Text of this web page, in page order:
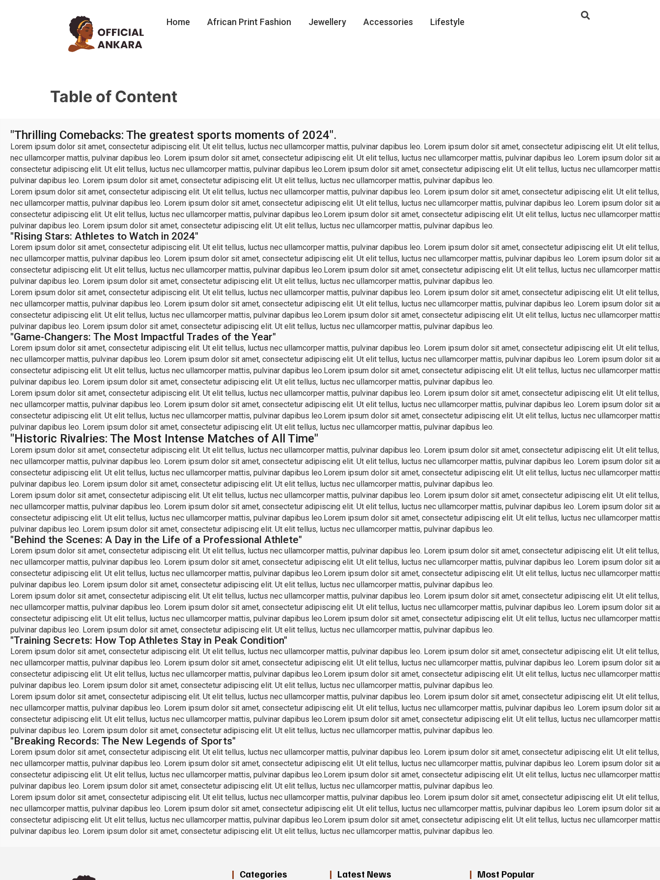
Home African Print Fashion Jewellery Accessories Lifestyle
Table of Content
"Thrilling Comebacks: The greatest sports moments of 2024".
Lorem ipsum dolor sit amet, consectetur adipiscing elit. Ut elit tellus, luctus nec ullamcorper mattis, pulvinar dapibus leo. Lorem ipsum dolor sit amet, consectetur adipiscing elit. Ut elit
nec ullamcorper mattis, pulvinar dapibus leo. Lorem ipsum dolor sit amet, consectetur adipiscing elit. Ut elit tellus, luctus nec ullamcorper mattis, pulvinar dapibus leo. Lorem ipsum dolor sit
consectetur adipiscing elit. Ut elit tellus, luctus nec ullamcorper mattis, pulvinar dapibus leo.Lorem ipsum dolor sit amet, consectetur adipiscing elit. Ut elit tellus, luctus nec ullamcorper
pulvinar dapibus leo. Lorem ipsum dolor sit amet, consectetur adipiscing elit. Ut elit tellus, luctus nec ullamcorper mattis, pulvinar dapibus leo.
Lorem ipsum dolor sit amet, consectetur adipiscing elit. Ut elit tellus, luctus nec ullamcorper mattis, pulvinar dapibus leo. Lorem ipsum dolor sit amet, consectetur adipiscing elit. Ut elit
nec ullamcorper mattis, pulvinar dapibus leo. Lorem ipsum dolor sit amet, consectetur adipiscing elit. Ut elit tellus, luctus nec ullamcorper mattis, pulvinar dapibus leo. Lorem ipsum dolor sit
consectetur adipiscing elit. Ut elit tellus, luctus nec ullamcorper mattis, pulvinar dapibus leo.Lorem ipsum dolor sit amet, consectetur adipiscing elit. Ut elit tellus, luctus nec ullamcorper
pulvinar dapibus leo. Lorem ipsum dolor sit amet, consectetur adipiscing elit. Ut elit tellus, luctus nec ullamcorper mattis, pulvinar dapibus leo.
"Rising Stars: Athletes to Watch in 2024"
Lorem ipsum dolor sit amet, consectetur adipiscing elit. Ut elit tellus, luctus nec ullamcorper mattis, pulvinar dapibus leo. Lorem ipsum dolor sit amet, consectetur adipiscing elit. Ut elit
nec ullamcorper mattis, pulvinar dapibus leo. Lorem ipsum dolor sit amet, consectetur adipiscing elit. Ut elit tellus, luctus nec ullamcorper mattis, pulvinar dapibus leo. Lorem ipsum dolor sit
consectetur adipiscing elit. Ut elit tellus, luctus nec ullamcorper mattis, pulvinar dapibus leo.Lorem ipsum dolor sit amet, consectetur adipiscing elit. Ut elit tellus, luctus nec ullamcorper
pulvinar dapibus leo. Lorem ipsum dolor sit amet, consectetur adipiscing elit. Ut elit tellus, luctus nec ullamcorper mattis, pulvinar dapibus leo.
Lorem ipsum dolor sit amet, consectetur adipiscing elit. Ut elit tellus, luctus nec ullamcorper mattis, pulvinar dapibus leo. Lorem ipsum dolor sit amet, consectetur adipiscing elit. Ut elit
nec ullamcorper mattis, pulvinar dapibus leo. Lorem ipsum dolor sit amet, consectetur adipiscing elit. Ut elit tellus, luctus nec ullamcorper mattis, pulvinar dapibus leo. Lorem ipsum dolor sit
consectetur adipiscing elit. Ut elit tellus, luctus nec ullamcorper mattis, pulvinar dapibus leo.Lorem ipsum dolor sit amet, consectetur adipiscing elit. Ut elit tellus, luctus nec ullamcorper
pulvinar dapibus leo. Lorem ipsum dolor sit amet, consectetur adipiscing elit. Ut elit tellus, luctus nec ullamcorper mattis, pulvinar dapibus leo.
"Game-Changers: The Most Impactful Trades of the Year"
Lorem ipsum dolor sit amet, consectetur adipiscing elit. Ut elit tellus, luctus nec ullamcorper mattis, pulvinar dapibus leo. Lorem ipsum dolor sit amet, consectetur adipiscing elit. Ut elit
nec ullamcorper mattis, pulvinar dapibus leo. Lorem ipsum dolor sit amet, consectetur adipiscing elit. Ut elit tellus, luctus nec ullamcorper mattis, pulvinar dapibus leo. Lorem ipsum dolor sit
consectetur adipiscing elit. Ut elit tellus, luctus nec ullamcorper mattis, pulvinar dapibus leo.Lorem ipsum dolor sit amet, consectetur adipiscing elit. Ut elit tellus, luctus nec ullamcorper
pulvinar dapibus leo. Lorem ipsum dolor sit amet, consectetur adipiscing elit. Ut elit tellus, luctus nec ullamcorper mattis, pulvinar dapibus leo.
Lorem ipsum dolor sit amet, consectetur adipiscing elit. Ut elit tellus, luctus nec ullamcorper mattis, pulvinar dapibus leo. Lorem ipsum dolor sit amet, consectetur adipiscing elit. Ut elit
nec ullamcorper mattis, pulvinar dapibus leo. Lorem ipsum dolor sit amet, consectetur adipiscing elit. Ut elit tellus, luctus nec ullamcorper mattis, pulvinar dapibus leo. Lorem ipsum dolor sit
consectetur adipiscing elit. Ut elit tellus, luctus nec ullamcorper mattis, pulvinar dapibus leo.Lorem ipsum dolor sit amet, consectetur adipiscing elit. Ut elit tellus, luctus nec ullamcorper
pulvinar dapibus leo. Lorem ipsum dolor sit amet, consectetur adipiscing elit. Ut elit tellus, luctus nec ullamcorper mattis, pulvinar dapibus leo.
"Historic Rivalries: The Most Intense Matches of All Time"
Lorem ipsum dolor sit amet, consectetur adipiscing elit. Ut elit tellus, luctus nec ullamcorper mattis, pulvinar dapibus leo. Lorem ipsum dolor sit amet, consectetur adipiscing elit. Ut elit
nec ullamcorper mattis, pulvinar dapibus leo. Lorem ipsum dolor sit amet, consectetur adipiscing elit. Ut elit tellus, luctus nec ullamcorper mattis, pulvinar dapibus leo. Lorem ipsum dolor sit
consectetur adipiscing elit. Ut elit tellus, luctus nec ullamcorper mattis, pulvinar dapibus leo.Lorem ipsum dolor sit amet, consectetur adipiscing elit. Ut elit tellus, luctus nec ullamcorper
pulvinar dapibus leo. Lorem ipsum dolor sit amet, consectetur adipiscing elit. Ut elit tellus, luctus nec ullamcorper mattis, pulvinar dapibus leo.
Lorem ipsum dolor sit amet, consectetur adipiscing elit. Ut elit tellus, luctus nec ullamcorper mattis, pulvinar dapibus leo. Lorem ipsum dolor sit amet, consectetur adipiscing elit. Ut elit
nec ullamcorper mattis, pulvinar dapibus leo. Lorem ipsum dolor sit amet, consectetur adipiscing elit. Ut elit tellus, luctus nec ullamcorper mattis, pulvinar dapibus leo. Lorem ipsum dolor sit
consectetur adipiscing elit. Ut elit tellus, luctus nec ullamcorper mattis, pulvinar dapibus leo.Lorem ipsum dolor sit amet, consectetur adipiscing elit. Ut elit tellus, luctus nec ullamcorper
pulvinar dapibus leo. Lorem ipsum dolor sit amet, consectetur adipiscing elit. Ut elit tellus, luctus nec ullamcorper mattis, pulvinar dapibus leo.
"Behind the Scenes: A Day in the Life of a Professional Athlete"
Lorem ipsum dolor sit amet, consectetur adipiscing elit. Ut elit tellus, luctus nec ullamcorper mattis, pulvinar dapibus leo. Lorem ipsum dolor sit amet, consectetur adipiscing elit. Ut elit
nec ullamcorper mattis, pulvinar dapibus leo. Lorem ipsum dolor sit amet, consectetur adipiscing elit. Ut elit tellus, luctus nec ullamcorper mattis, pulvinar dapibus leo. Lorem ipsum dolor sit
consectetur adipiscing elit. Ut elit tellus, luctus nec ullamcorper mattis, pulvinar dapibus leo.Lorem ipsum dolor sit amet, consectetur adipiscing elit. Ut elit tellus, luctus nec ullamcorper
pulvinar dapibus leo. Lorem ipsum dolor sit amet, consectetur adipiscing elit. Ut elit tellus, luctus nec ullamcorper mattis, pulvinar dapibus leo.
Lorem ipsum dolor sit amet, consectetur adipiscing elit. Ut elit tellus, luctus nec ullamcorper mattis, pulvinar dapibus leo. Lorem ipsum dolor sit amet, consectetur adipiscing elit. Ut elit
nec ullamcorper mattis, pulvinar dapibus leo. Lorem ipsum dolor sit amet, consectetur adipiscing elit. Ut elit tellus, luctus nec ullamcorper mattis, pulvinar dapibus leo. Lorem ipsum dolor sit
consectetur adipiscing elit. Ut elit tellus, luctus nec ullamcorper mattis, pulvinar dapibus leo.Lorem ipsum dolor sit amet, consectetur adipiscing elit. Ut elit tellus, luctus nec ullamcorper
pulvinar dapibus leo. Lorem ipsum dolor sit amet, consectetur adipiscing elit. Ut elit tellus, luctus nec ullamcorper mattis, pulvinar dapibus leo.
"Training Secrets: How Top Athletes Stay in Peak Condition"
Lorem ipsum dolor sit amet, consectetur adipiscing elit. Ut elit tellus, luctus nec ullamcorper mattis, pulvinar dapibus leo. Lorem ipsum dolor sit amet, consectetur adipiscing elit. Ut elit
nec ullamcorper mattis, pulvinar dapibus leo. Lorem ipsum dolor sit amet, consectetur adipiscing elit. Ut elit tellus, luctus nec ullamcorper mattis, pulvinar dapibus leo. Lorem ipsum dolor sit
consectetur adipiscing elit. Ut elit tellus, luctus nec ullamcorper mattis, pulvinar dapibus leo.Lorem ipsum dolor sit amet, consectetur adipiscing elit. Ut elit tellus, luctus nec ullamcorper
pulvinar dapibus leo. Lorem ipsum dolor sit amet, consectetur adipiscing elit. Ut elit tellus, luctus nec ullamcorper mattis, pulvinar dapibus leo.
Lorem ipsum dolor sit amet, consectetur adipiscing elit. Ut elit tellus, luctus nec ullamcorper mattis, pulvinar dapibus leo. Lorem ipsum dolor sit amet, consectetur adipiscing elit. Ut elit
nec ullamcorper mattis, pulvinar dapibus leo. Lorem ipsum dolor sit amet, consectetur adipiscing elit. Ut elit tellus, luctus nec ullamcorper mattis, pulvinar dapibus leo. Lorem ipsum dolor sit
consectetur adipiscing elit. Ut elit tellus, luctus nec ullamcorper mattis, pulvinar dapibus leo.Lorem ipsum dolor sit amet, consectetur adipiscing elit. Ut elit tellus, luctus nec ullamcorper
pulvinar dapibus leo. Lorem ipsum dolor sit amet, consectetur adipiscing elit. Ut elit tellus, luctus nec ullamcorper mattis, pulvinar dapibus leo.
"Breaking Records: The New Legends of Sports"
Lorem ipsum dolor sit amet, consectetur adipiscing elit. Ut elit tellus, luctus nec ullamcorper mattis, pulvinar dapibus leo. Lorem ipsum dolor sit amet, consectetur adipiscing elit. Ut elit
nec ullamcorper mattis, pulvinar dapibus leo. Lorem ipsum dolor sit amet, consectetur adipiscing elit. Ut elit tellus, luctus nec ullamcorper mattis, pulvinar dapibus leo. Lorem ipsum dolor sit
consectetur adipiscing elit. Ut elit tellus, luctus nec ullamcorper mattis, pulvinar dapibus leo.Lorem ipsum dolor sit amet, consectetur adipiscing elit. Ut elit tellus, luctus nec ullamcorper
pulvinar dapibus leo. Lorem ipsum dolor sit amet, consectetur adipiscing elit. Ut elit tellus, luctus nec ullamcorper mattis, pulvinar dapibus leo.
Lorem ipsum dolor sit amet, consectetur adipiscing elit. Ut elit tellus, luctus nec ullamcorper mattis, pulvinar dapibus leo. Lorem ipsum dolor sit amet, consectetur adipiscing elit. Ut elit
nec ullamcorper mattis, pulvinar dapibus leo. Lorem ipsum dolor sit amet, consectetur adipiscing elit. Ut elit tellus, luctus nec ullamcorper mattis, pulvinar dapibus leo. Lorem ipsum dolor sit
consectetur adipiscing elit. Ut elit tellus, luctus nec ullamcorper mattis, pulvinar dapibus leo.Lorem ipsum dolor sit amet, consectetur adipiscing elit. Ut elit tellus, luctus nec ullamcorper
pulvinar dapibus leo. Lorem ipsum dolor sit amet, consectetur adipiscing elit. Ut elit tellus, luctus nec ullamcorper mattis, pulvinar dapibus leo.
Categories Latest News Most Popular